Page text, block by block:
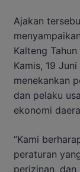
Ajakan
Kalteng
Kamis, 19
menekankan
dan pelaku
ekonomi
“Kami
peraturan
perizinan,